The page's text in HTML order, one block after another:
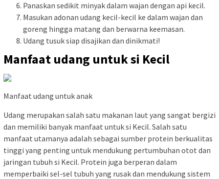
Panaskan sedikit minyak dalam wajan dengan api kecil.
Masukan adonan udang kecil-kecil ke dalam wajan dan
goreng hingga matang dan berwarna keemasan.
Udang tusuk siap disajikan dan dinikmati!
Manfaat udang untuk si Kecil
Manfaat udang untuk anak
Udang merupakan salah satu makanan laut yang sangat bergizi
dan memiliki banyak manfaat untuk si Kecil. Salah satu
manfaat utamanya adalah sebagai sumber protein berkualitas
tinggi yang penting untuk mendukung pertumbuhan otot dan
jaringan tubuh si Kecil. Protein juga berperan dalam
memperbaiki sel-sel tubuh yang rusak dan mendukung sistem